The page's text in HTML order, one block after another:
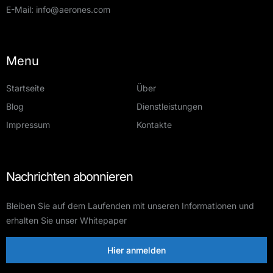
E-Mail: info@aerones.com
Menu
Startseite
Über
Blog
Dienstleistungen
Impressum
Kontakte
Nachrichten abonnieren
Bleiben Sie auf dem Laufenden mit unseren Informationen und
erhalten Sie unser Whitepaper
Hier anmelden